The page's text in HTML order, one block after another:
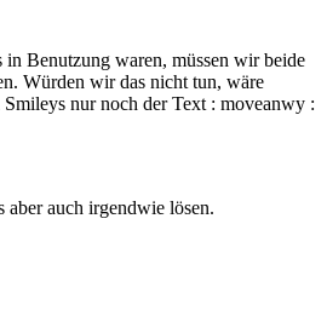
in Benutzung waren, müssen wir beide
Würden wir das nicht tun, wäre
nur noch der Text : moveanwy :
auch irgendwie lösen.